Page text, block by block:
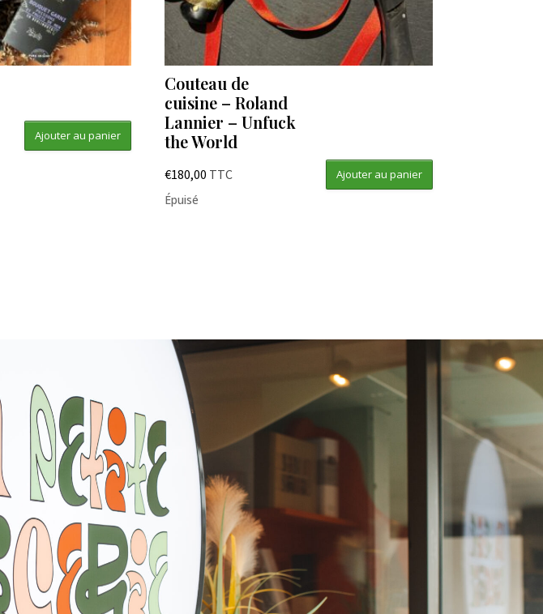
Ajouter au panier
Couteau de
cuisine – Roland
Lannier – Unfuck
the World
€180,00 TTC Ajouter au panier
Épuisé